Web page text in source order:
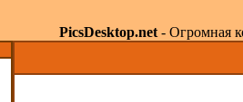
PicsDesktop.net- Огромная